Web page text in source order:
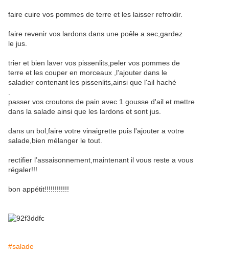
faire cuire vos pommes de terre et les laisser refroidir.
faire revenir vos lardons dans une poêle a sec,gardez
le jus.
trier et bien laver vos pissenlits,peler vos pommes de
terre et les couper en morceaux ,l'ajouter dans le
saladier contenant les pissenlits,ainsi que l'ail haché
passer vos croutons de pain avec 1 gousse d'ail et mettre
dans la salade ainsi que les lardons et sont jus.
dans un bol,faire votre vinaigrette puis l'ajouter a votre
salade,bien mélanger le tout.
rectifier l’assaisonnement,maintenant il vous reste a vous
régaler!!!
bon appétit!!!!!!!!!!!!
#salade